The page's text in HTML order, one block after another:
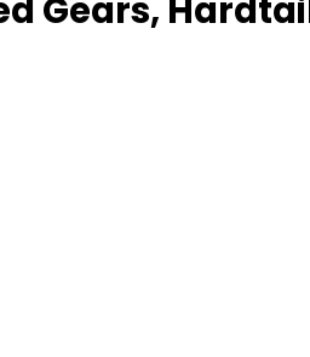
Gears,